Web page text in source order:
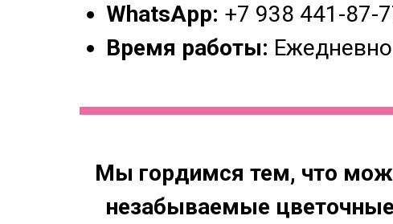
WhatsApp: +7 938 441-87-
Время работы:
Мы гордимся тем, что
незабываемые